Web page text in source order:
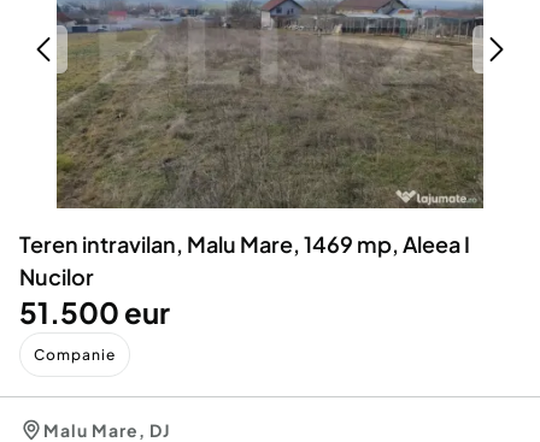
Servicii
Animale de companie
Afaceri și echipamente profesionale
Inchiriere Bunuri si Vehicule
Utilaje agricole si industriale
Piese auto si accesorii
Dacia Duster
Teren intravilan, Malu Mare, 1469 mp, Aleea I
Nucilor
51.500 eur
Companie
Malu Mare, DJ